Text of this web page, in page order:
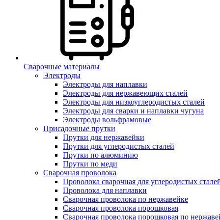
Сварочные материалы
Электроды
Электроды для наплавки
Электроды для нержавеющих сталей
Электроды для низкоуглеродистых сталей
Электроды для сварки и наплавки чугуна
Электроды вольфрамовые
Присадочные прутки
Прутки для нержавейки
Прутки для углеродистых сталей
Прутки по алюминию
Прутки по меди
Сварочная проволока
Проволока сварочная для углеродистых
Проволока для наплавки
Сварочная проволока по нержавейке
Сварочная проволока порошковая
Сварочная проволока порошковая по